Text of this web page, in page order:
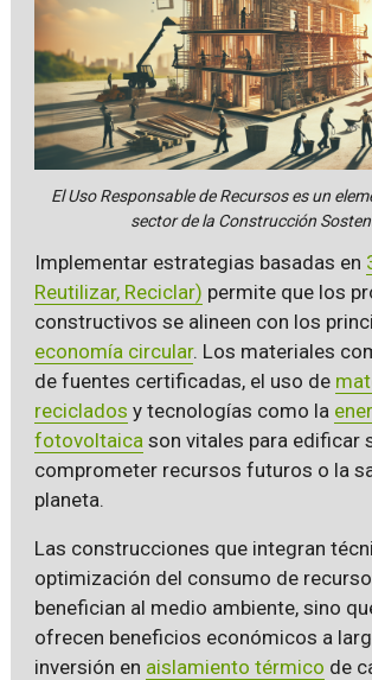
El Uso Responsable de Recursos es un
sector de la Construcción
Implementar estrategias basadas en
Reutilizar, Reciclar) permite que los
constructivos se alineen con los
economía circular. Los materiales
de fuentes certificadas, el uso de
reciclados y tecnologías como la
fotovoltaica son vitales para edificar
comprometer recursos futuros o la
planeta.
Las construcciones que integran
optimización del consumo de
benefician al medio ambiente, sino
ofrecen beneficios económicos a
inversión en aislamiento térmico de